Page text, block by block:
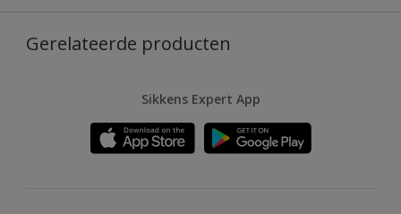
Gerelateerde producten
Sikkens Expert App